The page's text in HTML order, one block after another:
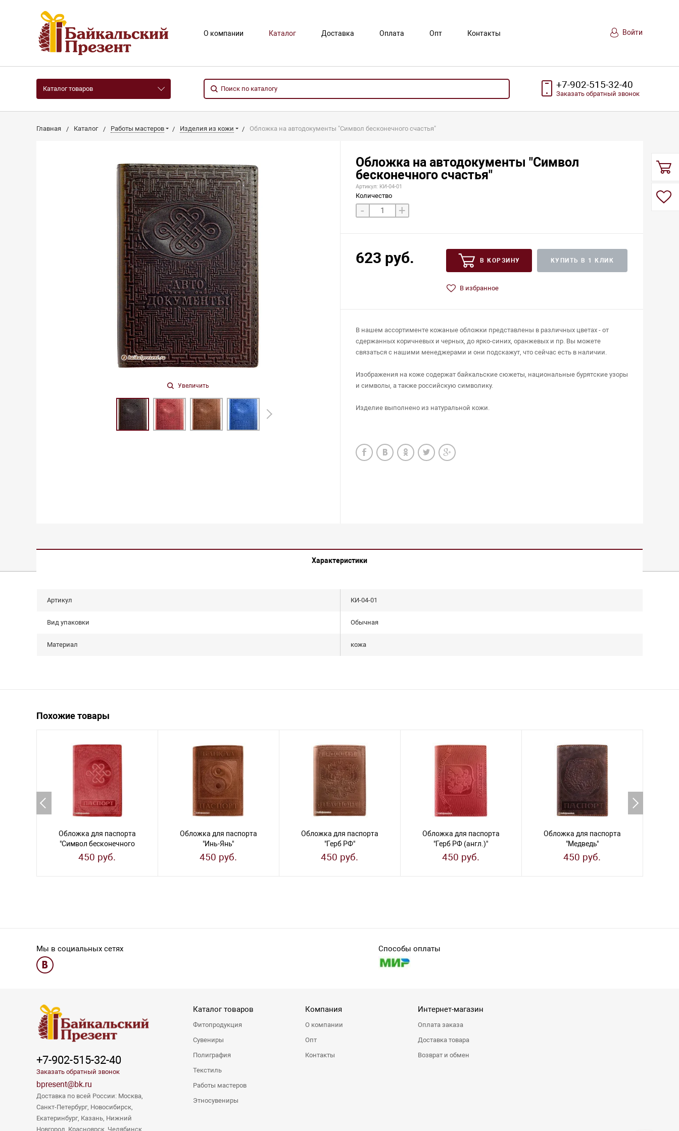
О компании Каталог Доставка Оплата Опт Контакты Войти
Каталог товаров +7-902-515-32-40
Заказать обратный звонок
Главная Каталог Работы мастеров Изделия из кожи Обложка на автодокументы "Символ бесконечного счастья"
Увеличить
Обложка на автодокументы "Символ
бесконечного счастья"
Артикул: КИ-04-01
Количество
- +
623 руб. В КОРЗИНУ КУПИТЬ В 1 КЛИК
В избранное
В нашем ассортименте кожаные обложки представлены в различных цветах - от
сдержанных коричневых и черных, до ярко-синих, оранжевых и пр. Вы можете
связаться с нашими менеджерами и они подскажут, что сейчас есть в наличии.
Изображения на коже содержат байкальские сюжеты, национальные бурятские узоры
и символы, а также российскую символику.
Изделие выполнено из натуральной кожи.
Характеристики
Артикул КИ-04-01
Вид упаковки Обычная
Материал кожа
Похожие товары
Обложка для паспорта
"Символ бесконечного
счастья"
450 руб.
Обложка для паспорта
"Инь-Янь"
450 руб.
Обложка для паспорта
"Герб РФ"
450 руб.
Обложка для паспорта
"Герб РФ (англ.)"
450 руб.
Обложка для паспорта
"Медведь"
450 руб.
Мы в социальных сетях Способы оплаты
+7-902-515-32-40
Заказать обратный звонок
bpresent@bk.ru
Доставка по всей России: Москва,
Санкт-Петербург, Новосибирск,
Екатеринбург, Казань, Нижний
Новгород, Красноярск, Челябинск,
Каталог товаров
Фитопродукция
Сувениры
Полиграфия
Текстиль
Работы мастеров
Этносувениры
Компания
О компании
Опт
Контакты
Интернет-магазин
Оплата заказа
Доставка товара
Возврат и обмен